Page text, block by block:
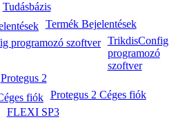
Tudásbázis
Termék Bejelentések
TrikdisConfig
programozó
szoftver
Protegus 2
Protegus 2 Céges fiók
FLEXI SP3